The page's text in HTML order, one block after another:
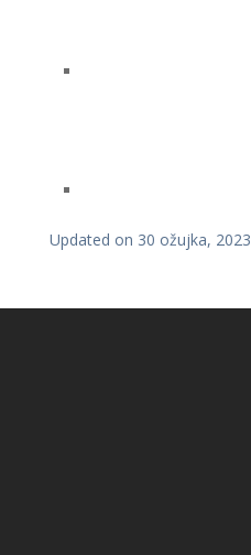
Updated on 30 ožujka, 2023